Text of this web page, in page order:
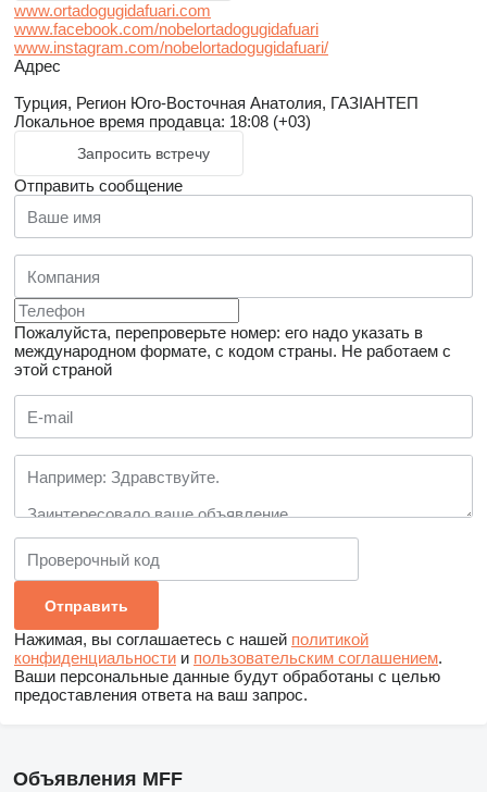
www.ortadogugidafuari.com
www.facebook.com/nobelortadogugidafuari
www.instagram.com/nobelortadogugidafuari/
Адрес
Турция, Регион Юго-Восточная Анатолия, ГАЗІАНТЕП
Локальное время продавца: 18:08 (+03)
Запросить встречу
Отправить сообщение
Пожалуйста, перепроверьте номер: его надо указать в
международном формате, с кодом страны. Не работаем с
этой страной
Нажимая, вы соглашаетесь с нашей политикой
конфиденциальности и пользовательским соглашением.
Ваши персональные данные будут обработаны с целью
предоставления ответа на ваш запрос.
Объявления MFF